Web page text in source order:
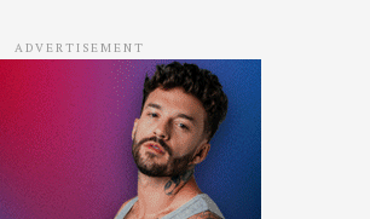
ADVERTISEMENT